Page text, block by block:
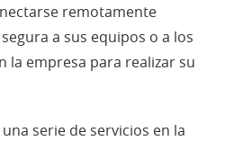
remotamente
a sus equipos o a los
la empresa para realizar su
serie de servicios en la